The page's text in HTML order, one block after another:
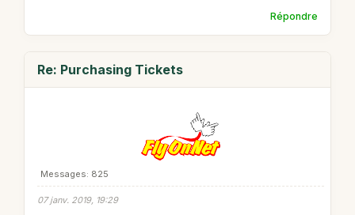
Répondre
Re: Purchasing Tickets
Messages: 825
07 janv. 2019, 19:29